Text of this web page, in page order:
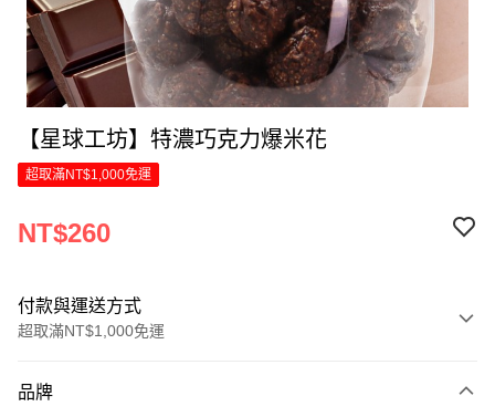
【星球工坊】特濃巧克力爆米花
超取滿NT$1,000免運
NT$260
付款與運送方式
超取滿NT$1,000免運
信用卡一次付款
品牌